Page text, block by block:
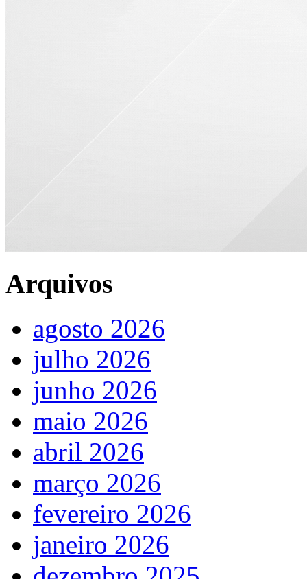
Arquivos
agosto 2026
julho 2026
junho 2026
maio 2026
abril 2026
março 2026
fevereiro 2026
janeiro 2026